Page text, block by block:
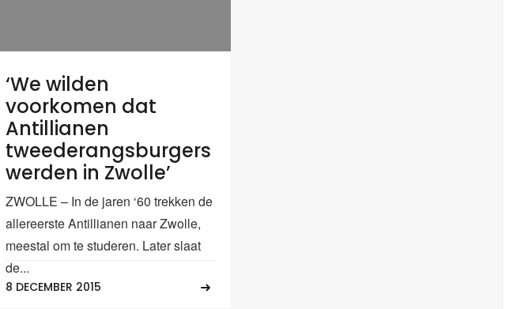
‘We wilden
voorkomen dat
Antillianen
tweederangsburgers
werden in Zwolle’
ZWOLLE – In de jaren ‘60 trekken de
allereerste Antillianen naar Zwolle,
meestal om te studeren. Later slaat
de...
8 DECEMBER 2015